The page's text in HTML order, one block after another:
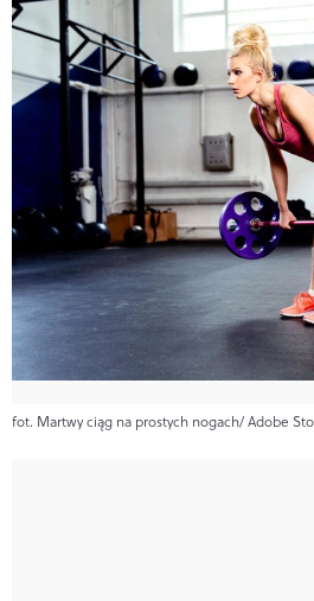
fot. Martwy ciąg na prostych nogach/ Adobe